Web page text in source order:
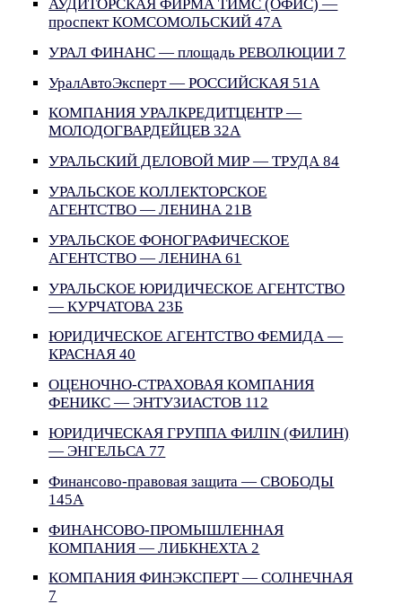
АУДИТОРСКАЯ ФИРМА ТИМС (ОФИС) —
проспект КОМСОМОЛЬСКИЙ 47А
УРАЛ ФИНАНС — площадь РЕВОЛЮЦИИ 7
УралАвтоЭксперт — РОССИЙСКАЯ 51А
КОМПАНИЯ УРАЛКРЕДИТЦЕНТР —
МОЛОДОГВАРДЕЙЦЕВ 32А
УРАЛЬСКИЙ ДЕЛОВОЙ МИР — ТРУДА 84
УРАЛЬСКОЕ КОЛЛЕКТОРСКОЕ
АГЕНТСТВО — ЛЕНИНА 21В
УРАЛЬСКОЕ ФОНОГРАФИЧЕСКОЕ
АГЕНТСТВО — ЛЕНИНА 61
УРАЛЬСКОЕ ЮРИДИЧЕСКОЕ АГЕНТСТВО
— КУРЧАТОВА 23Б
ЮРИДИЧЕСКОЕ АГЕНТСТВО ФЕМИДА —
КРАСНАЯ 40
ОЦЕНОЧНО-СТРАХОВАЯ КОМПАНИЯ
ФЕНИКС — ЭНТУЗИАСТОВ 112
ЮРИДИЧЕСКАЯ ГРУППА ФИЛIN (ФИЛИН)
— ЭНГЕЛЬСА 77
Финансово-правовая защита — СВОБОДЫ
145А
ФИНАНСОВО-ПРОМЫШЛЕННАЯ
КОМПАНИЯ — ЛИБКНЕХТА 2
КОМПАНИЯ ФИНЭКСПЕРТ — СОЛНЕЧНАЯ
7